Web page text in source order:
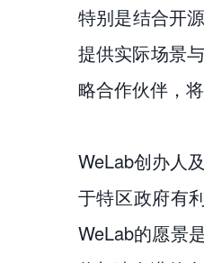
特别是结合开
提供实际场景
略合作伙伴，
WeLab创办人
于特区政府有
WeLab的愿景